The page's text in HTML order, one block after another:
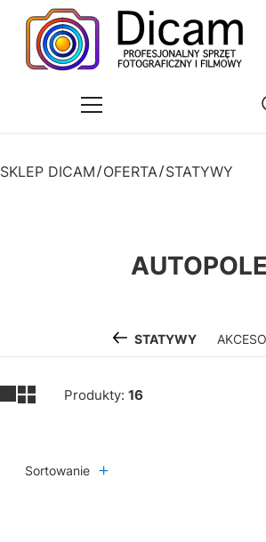
SKLEP DICAM OFERTA STATYWY
AUTOPOLE
STATYWY
Produkty: 16
Sortowanie